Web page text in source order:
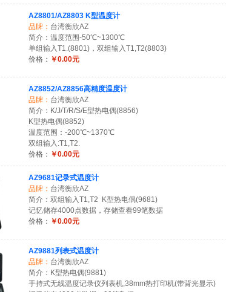
AZ8801/AZ8803 K型温度计
品牌： 台湾衡欣AZ
简介：温度范围-50℃~1300℃
单组输入T1.(8801)，双组输入T1,T2(8803)
价格： ￥0.00元
AZ8852/AZ8856高精度温度计
品牌： 台湾衡欣AZ
简介：K/J/T/R/S/E型热电偶(8856)
K型热电偶(8852)
温度范围：-200℃~1370℃
双组输入:T1,T2.
价格： ￥0.00元
AZ9681记录式温度计
品牌： 台湾衡欣AZ
简介：双组输入T1,T2 K型热电偶(9681)
记忆储存4000点数据，存储查看99笔数据
价格： ￥0.00元
AZ9881列表式温度计
品牌： 台湾衡欣AZ
简介：K型热电偶(9881)
手持式无线温度记录仪列表机,38mm热打印机(带背光显示)